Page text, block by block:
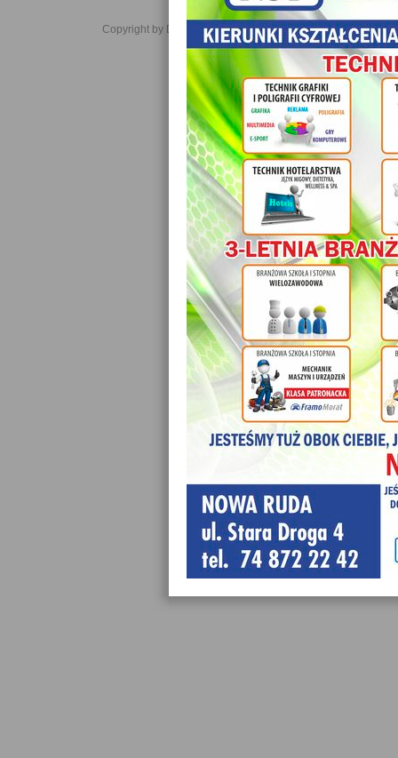
Copyright by Daniel JabĹoĹski 2006-2021. All rights